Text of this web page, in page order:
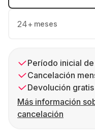
24+ meses
Período inicial
Cancelación
Devolución
Más información
cancelación